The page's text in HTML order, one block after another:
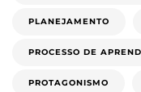
PLANEJAMENTO
PROCESSO DE
PROTAGONISMO